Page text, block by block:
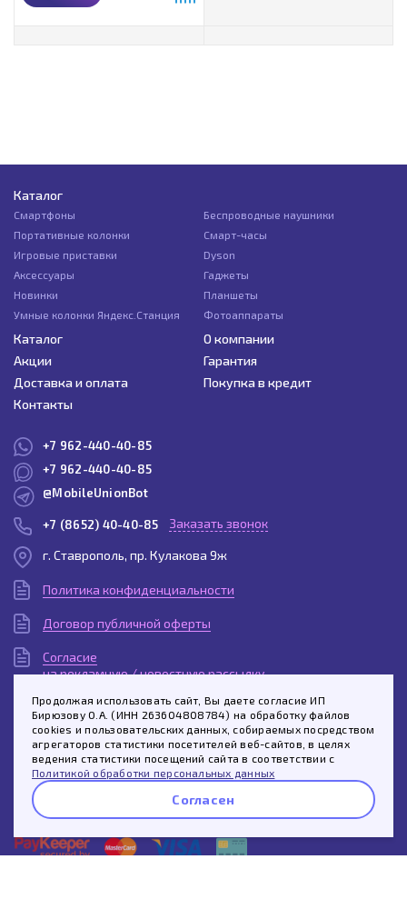
Продолжая использовать сайт, Вы даете согласие ИП
Бирюзову О.А. (ИНН 263604808784) на обработку файлов
cookies и пользовательских данных, собираемых посредством
агрегаторов статистики посетителей веб-сайтов, в целях
ведения статистики посещений сайта в соответствии с
Политикой обработки персональных данных
Согласен
Каталог
Смартфоны
Беспроводные наушники
Портативные колонки
Смарт-часы
Игровые приставки
Dyson
Аксессуары
Гаджеты
Новинки
Планшеты
Умные колонки Яндекс.Станция
Фотоаппараты
Каталог
О компании
Акции
Гарантия
Доставка и оплата
Покупка в кредит
Контакты
+7 962-440-40-85
+7 962-440-40-85
@MobileUnionBot
+7 (8652) 40-40-85 Заказать звонок
г. Ставрополь, пр. Кулакова 9ж
Политика конфиденциальности
Договор публичной оферты
Согласие
на рекламную / новостную рассылку
Согласие
на обработку персональных данных
Пользовательское
соглашение